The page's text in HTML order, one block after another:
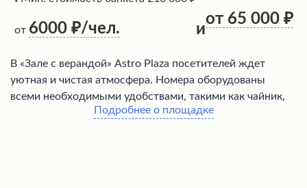
от 6000 /чел. и
от 65 000
В «Зале с верандой» Astro Plaza посетителей ждет
уютная и чистая атмосфера. Номера оборудованы
всеми необходимыми удобствами, такими как чайник,
бутылки воды, чай и кофе. Постельное белье удобное, а
Подробнее о площадке